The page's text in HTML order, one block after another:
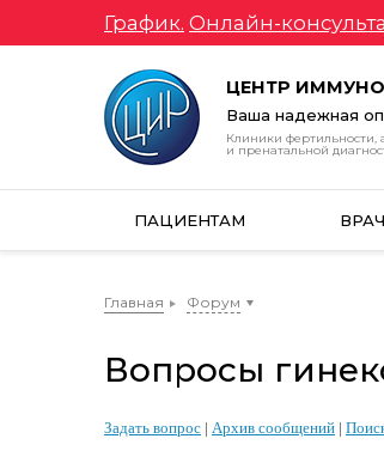
График. Онлайн-
ЦЕНТР
Ваша надежная
Клиники фертильности,
и пренатальной
ПАЦИЕНТАМ
Главная Форум
Вопросы
Задать вопрос | Архив сообщений |